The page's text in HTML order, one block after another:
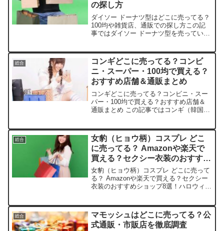
の探し方
ダイソー ドーナツ型はどこに売ってる？
100均や雑貨店、通販での探し方この記
事ではダイソー ドーナツ型を売っている
帯特徴楽天市場300〜600円種類豊富でレ
ビュー付きA...
総合
コンギどこに売ってる？コンビ
ニ・スーパー・100均で買える？
おすすめ店舗＆通販まとめ
コンギどこに売ってる？コンビニ・スー
パー・100均で買える？おすすめ店舗＆
通販まとめ この記事ではコンギ（韓国伝
に紹介します。店舗/サイト平均価格おす
すめポイント在庫状...
総合
女豹（ヒョウ柄）コスプレ どこ
に売ってる？ Amazonや楽天で
買える？セクシー衣装のおすすめ
ショップ8選！
女豹（ヒョウ柄）コスプレ どこに売って
る？ Amazonや楽天で買える？セクシー
衣装のおすすめショップ8選！ハロウィン
ね。この記事では、そんなヒョウ柄コス
プレの取扱店や平...
総合
マモッシュはどこに売ってる？公
式通販・市販店を徹底調査